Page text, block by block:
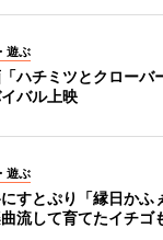
遊ぶ
ハチミツとクローバ
イバル上映
遊ぶ
すとぷり「縁日か
流して育てたイチゴ